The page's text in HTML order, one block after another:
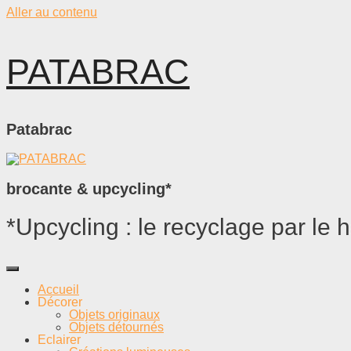
Aller au contenu
PATABRAC
Patabrac
brocante & upcycling*
*Upcycling : le recyclage par le
Accueil
Décorer
Objets originaux
Objets détournés
Eclairer